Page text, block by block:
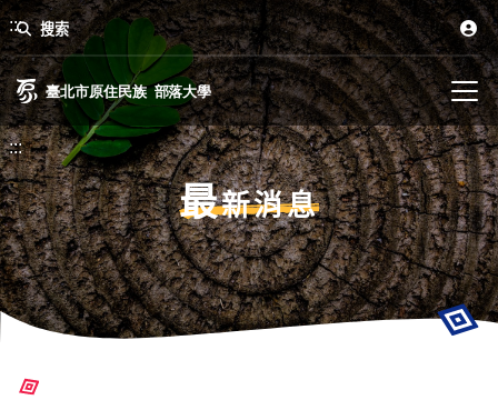
::: 搜索
:::
最新消息